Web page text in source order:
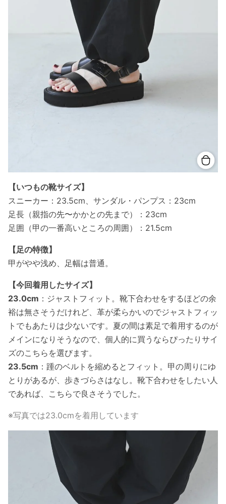
【いつもの靴サイズ】
スニーカー：23.5cm、サンダル・パンプス：23cm
足長（親指の先〜かかとの先まで）：23cm
足囲（甲の一番高いところの周囲）：21.5cm
【足の特徴】
甲がやや浅め、足幅は普通。
【今回着用したサイズ】
23.0cm ：ジャストフィット。靴下合わせをするほどの余
裕は無さそうだけれど、革が柔らかいのでジャストフィッ
トでもあたりは少ないです。夏の間は素足で着用するのが
メインになりそうなので、個人的に買うならぴったりサイ
ズのこちらを選びます。
23.5cm ：踵のベルトを縮めるとフィット。甲の周りにゆ
とりがあるが、歩きづらさはなし。靴下合わせをしたい人
であれば、こちらで良さそうでした。
※写真では23.0cmを着用しています